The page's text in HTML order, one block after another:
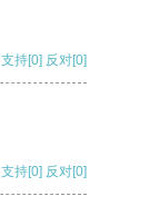
支持[0] 反对[0]
支持[0] 反对[0]